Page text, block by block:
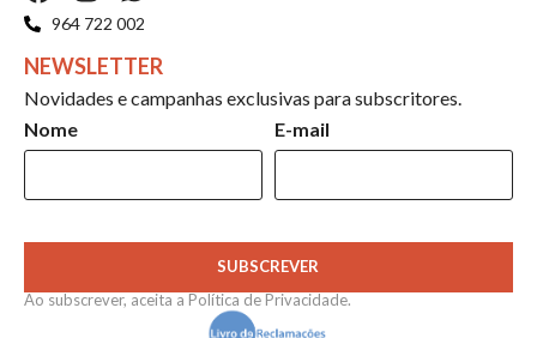
964 722 002
NEWSLETTER
Novidades e campanhas exclusivas para subscritores.
Nome
E-mail
SUBSCREVER
Ao subscrever, aceita aPolítica de Privacidade.